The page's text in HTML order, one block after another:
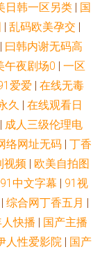
日韩一区另类 | 国
| 乱码欧美孕交 |
| 曰韩内谢无码高
午夜剧场0 | 一区
爱爱 | 在线无毒
久 | 在线观看日
| 成人三级伦理电
络网址无码 | 丁香
视频 | 欧美自拍图
中文字幕 | 91视
| 综合网丁香五月 |
快播 | 国产主播
人性爱影院 | 国产